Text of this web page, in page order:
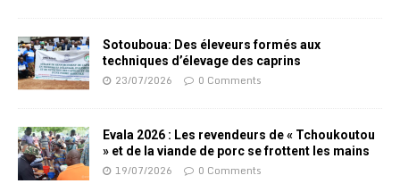
Sotouboua: Des éleveurs formés aux
techniques d’élevage des caprins
23/07/2026 0 Comments
Evala 2026 : Les revendeurs de « Tchoukoutou
» et de la viande de porc se frottent les mains
19/07/2026 0 Comments